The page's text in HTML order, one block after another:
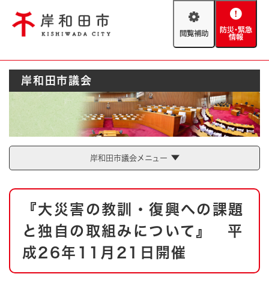
閲
助
防
緊
情
報
Foreign language
やさしい日本語
とじる
防災・緊急情報
ハザードマップ AED設置箇所
とじる
岸和田市議会
岸和田市議会メニュー
本
『大災害の教訓・復興への課題
と独自の取組みについて』 平
成26年11月21日開催